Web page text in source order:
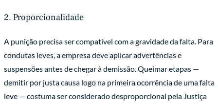
2. Proporcionalidade
A punição precisa ser compatível com a gravidade da falta. Para
condutas leves, a empresa deve aplicar advertências e
suspensões antes de chegar à demissão. Queimar etapas —
demitir por justa causa logo na primeira ocorrência de uma falta
leve — costuma ser considerado desproporcional pela Justiça